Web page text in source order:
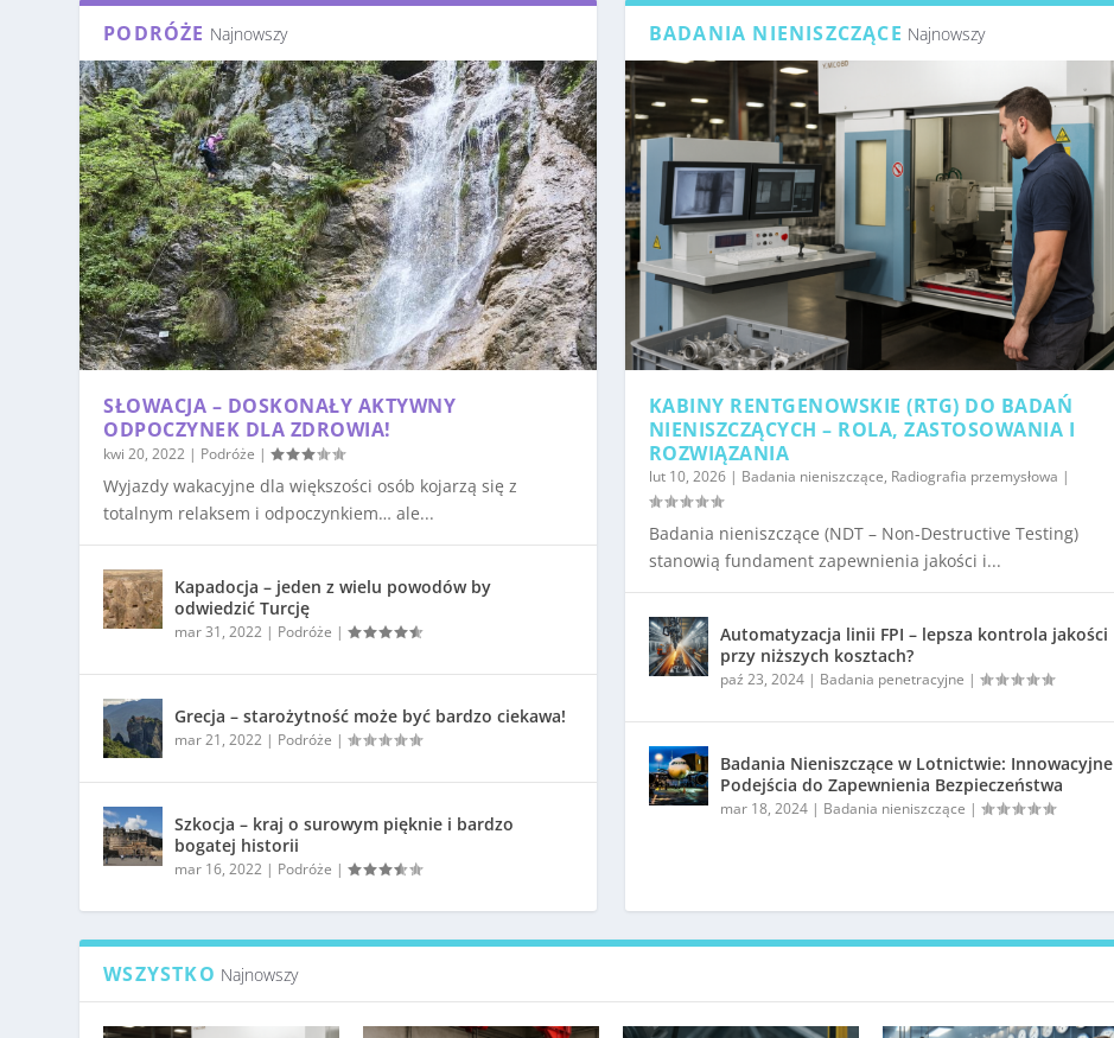
PODRÓŻE Najnowszy
SŁOWACJA – DOSKONAŁY AKTYWNY
ODPOCZYNEK DLA ZDROWIA!
kwi 20, 2022 | Podróże |
Wyjazdy wakacyjne dla większości osób kojarzą się z
totalnym relaksem i odpoczynkiem… ale...
Kapadocja – jeden z wielu powodów by
odwiedzić Turcję
mar 31, 2022 | Podróże |
Grecja – starożytność może być bardzo ciekawa!
mar 21, 2022 | Podróże |
Szkocja – kraj o surowym pięknie i bardzo
bogatej historii
mar 16, 2022 | Podróże |
BADANIA NIENISZCZĄCE Najnowszy
KABINY RENTGENOWSKIE (RTG) DO BADAŃ
NIENISZCZĄCYCH – ROLA, ZASTOSOWANIA I
ROZWIĄZANIA
lut 10, 2026| Badania nieniszczące, Radiografia przemysłowa |
Badania nieniszczące (NDT – Non-Destructive Testing)
stanowią fundament zapewnienia jakości i...
Automatyzacja linii FPI – lepsza kontrola jakości
przy niższych kosztach?
paź 23, 2024| Badania penetracyjne |
Badania Nieniszczące w Lotnictwie: Innowacyjne
Podejścia do Zapewnienia Bezpieczeństwa
mar 18, 2024| Badania nieniszczące |
WSZYSTKO Najnowszy